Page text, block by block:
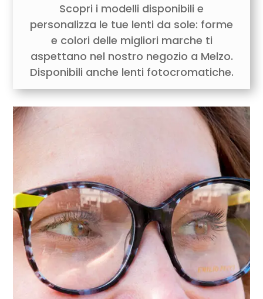
Scopri i modelli disponibili e
personalizza le tue lenti da sole: forme
e colori delle migliori marche ti
aspettano nel nostro negozio a Melzo.
Disponibili anche lenti fotocromatiche.